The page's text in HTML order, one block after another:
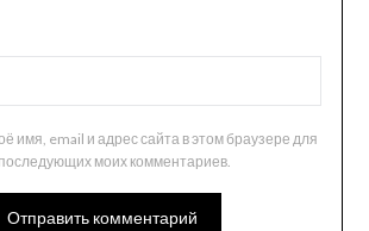
имя, email и адрес сайта в этом браузере для
последующих моих комментариев.